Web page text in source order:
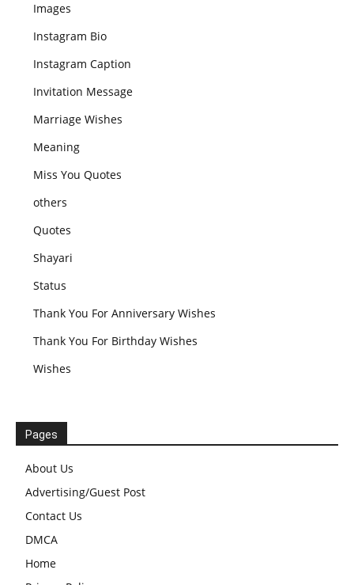
Images
Instagram Bio
Instagram Caption
Invitation Message
Marriage Wishes
Meaning
Miss You Quotes
others
Quotes
Shayari
Status
Thank You For Anniversary Wishes
Thank You For Birthday Wishes
Wishes
Pages
About Us
Advertising/Guest Post
Contact Us
DMCA
Home